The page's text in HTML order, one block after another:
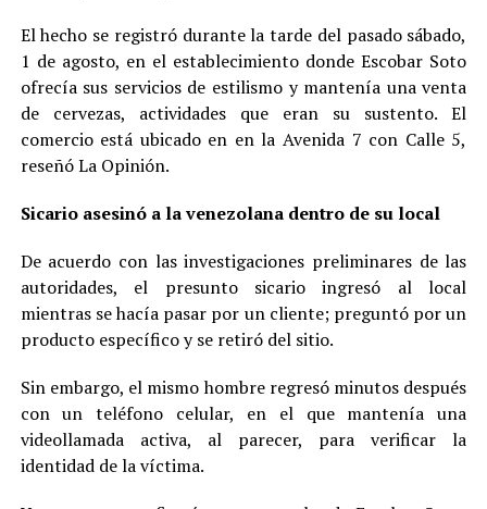
El hecho se registró durante la tarde del pasado sábado,
1 de agosto, en el establecimiento donde Escobar Soto
ofrecía sus servicios de estilismo y mantenía una venta
de cervezas, actividades que eran su sustento. El
comercio está ubicado en en la Avenida 7 con Calle 5,
reseñó La Opinión.
Sicario asesinó a la venezolana dentro de su local
De acuerdo con las investigaciones preliminares de las
autoridades, el presunto sicario ingresó al local
mientras se hacía pasar por un cliente; preguntó por un
producto específico y se retiró del sitio.
Sin embargo, el mismo hombre regresó minutos después
con un teléfono celular, en el que mantenía una
videollamada activa, al parecer, para verificar la
identidad de la víctima.